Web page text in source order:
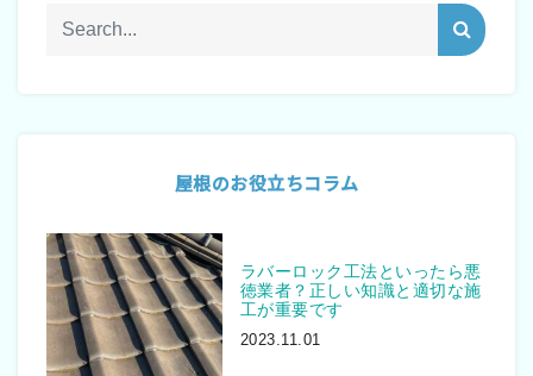
屋根のお役立ちコラム
ラバーロック工法といったら悪
徳業者？正しい知識と適切な施
工が重要です
2023.11.01